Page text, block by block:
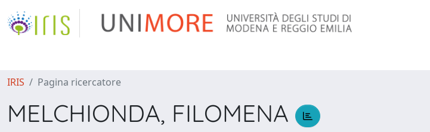
IRIS Pagina ricercatore
MELCHIONDA, FILOMENA